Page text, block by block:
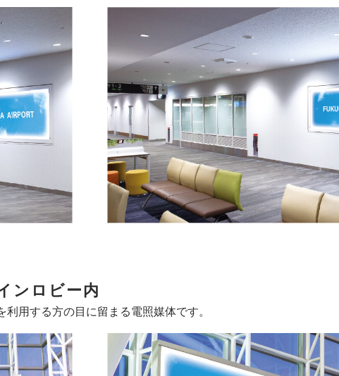
ンロビー内
用する方の目に留まる電照媒体です。